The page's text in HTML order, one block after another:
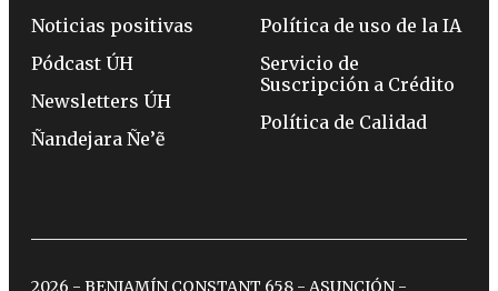
Noticias positivas
Pódcast ÚH
Newsletters ÚH
Ñandejara Ñe’ẽ
Política de uso de la IA
Servicio de
Suscripción a Crédito
Política de Calidad
2026 - BENJAMÍN CONSTANT 658 - ASUNCIÓN -